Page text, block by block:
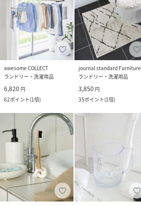
awesome COLLECT
ランドリー・洗濯用品
6,820 円
62ポイント(1倍)
journal standard Furniture
ランドリー・洗濯用品
3,850 円
35ポイント(1倍)